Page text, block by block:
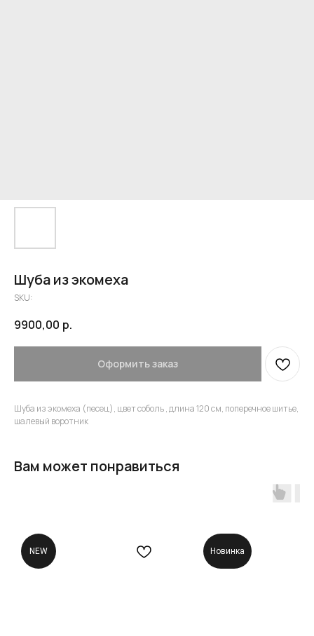
Шуба из экомеха
SKU:
9900,00 р.
Оформить заказ
Шуба из экомеха (песец), цвет соболь , длина 120 см, поперечное шитье,
шалевый воротник
Вам может понравиться
NEW Новинка